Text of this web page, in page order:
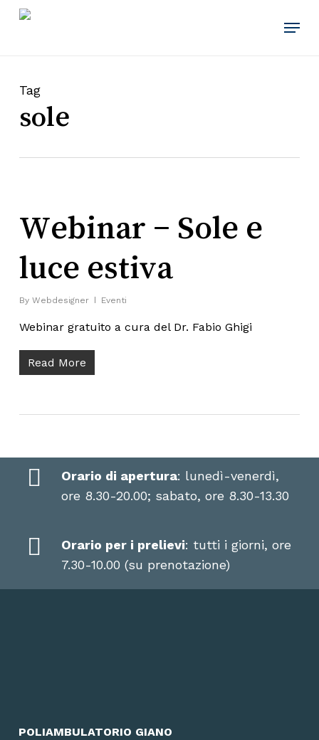
Skip
Menu
Tag
sole
Webinar – Sole e
luce estiva
By Webdesigner Eventi
Webinar gratuito a cura del Dr. Fabio Ghigi
Read More
Orario di apertura: lunedì-venerdì,
ore 8.30-20.00; sabato, ore 8.30-13.30
Orario per i prelievi: tutti i giorni, ore
7.30-10.00 (su prenotazione)
POLIAMBULATORIO GIANO